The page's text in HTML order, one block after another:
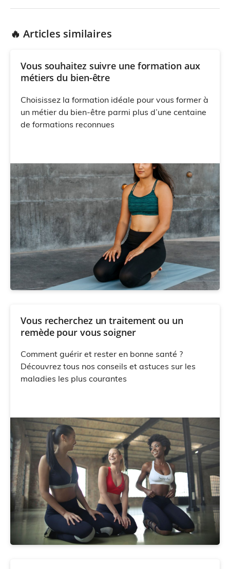
🔥 Articles similaires
Vous souhaitez suivre une formation aux
métiers du bien-être
Choisissez la formation idéale pour vous former à
un métier du bien-être parmi plus d’une centaine
de formations reconnues
Vous recherchez un traitement ou un
remède pour vous soigner
Comment guérir et rester en bonne santé ?
Découvrez tous nos conseils et astuces sur les
maladies les plus courantes